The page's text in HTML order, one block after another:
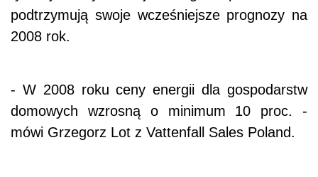
podtrzymują swoje wcześniejsze prognozy na
2008 rok.
- W 2008 roku ceny energii dla gospodarstw
domowych wzrosną o minimum 10 proc. -
mówi Grzegorz Lot z Vattenfall Sales Poland.